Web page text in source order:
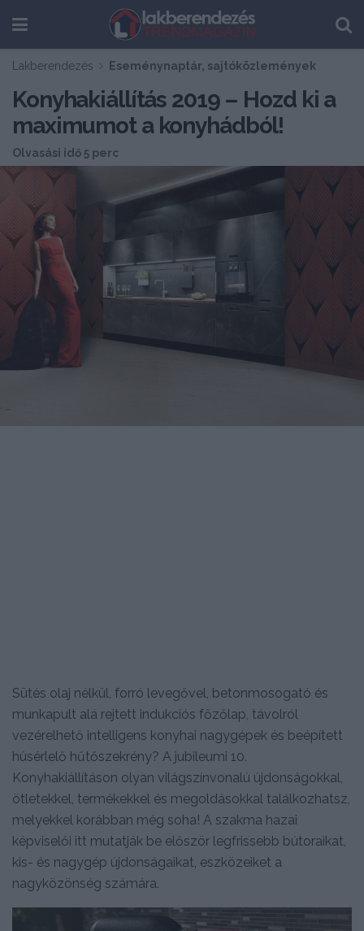
Lakberendezés Eseménynaptár, sajtóközlemények
Konyhakiállítás 2019 – Hozd ki a
maximumot a konyhádból!
Olvasási idő 5 perc
Sütés olaj nélkül, forró levegővel, betonmosogató és
munkapult alá rejtett indukciós főzőlap, távolról
vezérelhető intelligens konyhai nagygépek és beépített
húsérlelő hűtőszekrény? A jubileumi 10.
Konyhakiállításon olyan világszínvonalú újdonságokkal,
ötletekkel, termékekkel és megoldásokkal találkozhatsz,
melyekkel korábban még soha! A szakma hazai
képviselői itt mutatják be először legfrissebb bútoraikat,
kis- és nagygép újdonságaikat, eszközeiket a
nagyközönség számára.